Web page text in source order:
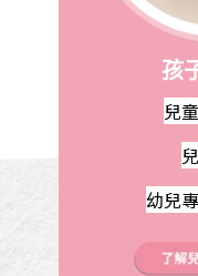
孩
兒
幼兒